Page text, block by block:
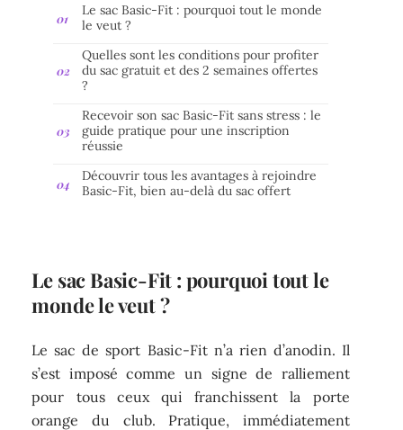
Le sac Basic-Fit : pourquoi tout le monde
le veut ?
Quelles sont les conditions pour profiter
du sac gratuit et des 2 semaines offertes
?
Recevoir son sac Basic-Fit sans stress : le
guide pratique pour une inscription
réussie
Découvrir tous les avantages à rejoindre
Basic-Fit, bien au-delà du sac offert
Le sac Basic-Fit : pourquoi tout le
monde le veut ?
Le sac de sport Basic-Fit n’a rien d’anodin. Il
s’est imposé comme un signe de ralliement
pour tous ceux qui franchissent la porte
orange du club. Pratique, immédiatement